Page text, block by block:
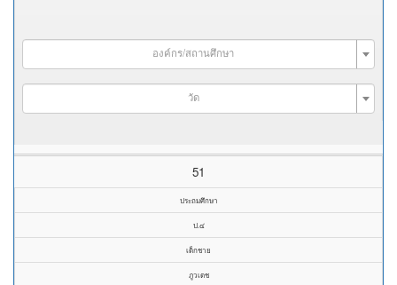
องค์กร/สถานศึกษา
วัด
51
ประถมศึกษา
ป.๔
เด็กชาย
ภูวเดช